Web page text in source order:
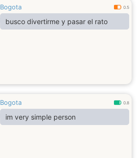
Bogota 0.5
busco divertirme y pasar el rato
Bogota 0.8
im very simple person